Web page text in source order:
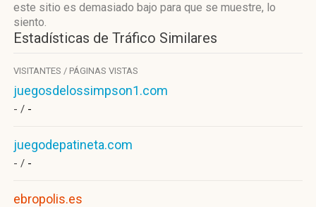
este sitio es demasiado bajo para que se muestre, lo
siento.
Estadísticas de Tráfico Similares
VISITANTES / PÁGINAS VISTAS
juegosdelossimpson1.com
- / -
juegodepatineta.com
- / -
ebropolis.es